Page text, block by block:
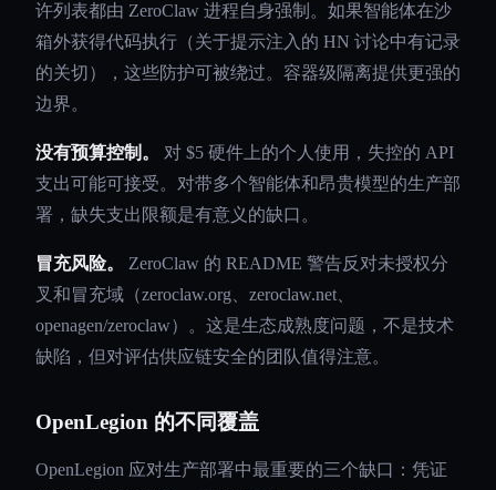
许列表都由 ZeroClaw 进程自身强制。如果智能体在沙
箱外获得代码执行（关于提示注入的 HN 讨论中有记录
的关切），这些防护可被绕过。容器级隔离提供更强的
边界。
没有预算控制。
对 $5 硬件上的个人使用，失控的 API
支出可能可接受。对带多个智能体和昂贵模型的生产部
署，缺失支出限额是有意义的缺口。
冒充风险。
ZeroClaw 的 README 警告反对未授权分
叉和冒充域（zeroclaw.org、zeroclaw.net、
openagen/zeroclaw）。这是生态成熟度问题，不是技术
缺陷，但对评估供应链安全的团队值得注意。
OpenLegion 的不同覆盖
OpenLegion 应对生产部署中最重要的三个缺口：凭证